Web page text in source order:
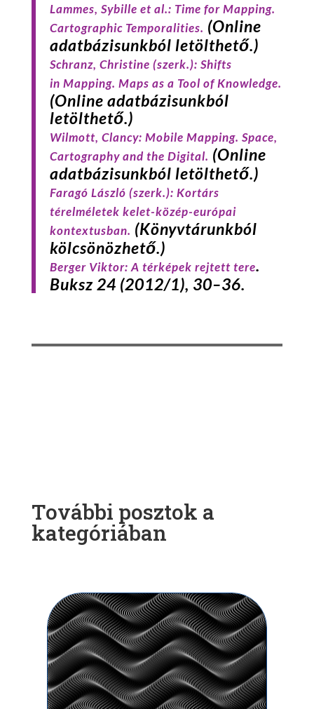
Lammes, Sybille et al.: Time for Mapping.
Cartographic Temporalities. (Online
adatbázisunkból letölthető.)
Schranz, Christine (szerk.): Shifts
in Mapping. Maps as a Tool of Knowledge.
(Online adatbázisunkból
letölthető.)
Wilmott, Clancy: Mobile Mapping. Space,
Cartography and the Digital. (Online
adatbázisunkból letölthető.)
Faragó László (szerk.): Kortárs
térelméletek kelet-közép-európai
kontextusban. (Könyvtárunkból
kölcsönözhető.)
BergerViktor: A térképek rejtett tere.
Buksz 24 (2012/1), 30–36.
További posztok a
kategóriában